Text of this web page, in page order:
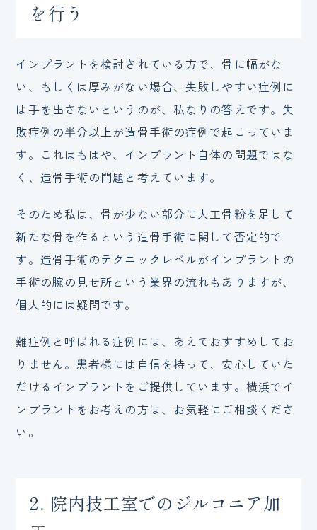
を行う
インプラントを検討されている方で、骨に幅がな
い、もしくは厚みがない場合、失敗しやすい症例に
は手を出さないというのが、私なりの答えです。失
敗症例の半分以上が造骨手術の症例で起こっていま
す。これはもはや、インプラント自体の問題ではな
く、造骨手術の問題と考えています。
そのため私は、骨が少ない部分に人工骨粉を足して
新たな骨を作るという造骨手術に関して否定的で
す。造骨手術のテクニックレベルがインプラントの
手術の腕の見せ所という業界の流れもありますが、
個人的には疑問です。
難症例と呼ばれる症例には、あえておすすめしてお
りません。患者様には自信を持って、安心していた
だけるインプラントをご提供しています。横浜でイ
ンプラントをお考えの方は、お気軽にご相談くださ
い。
2. 院内技工室でのジルコニア加